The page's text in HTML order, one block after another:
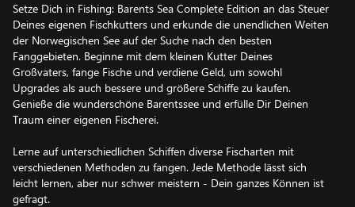
Setze Dich in Fishing: Barents Sea Complete Edition an das Steuer
Deines eigenen Fischkutters und erkunde die unendlichen Weiten
der Norwegischen See auf der Suche nach den besten
Fanggebieten. Beginne mit dem kleinen Kutter Deines
Großvaters, fange Fische und verdiene Geld, um sowohl
Upgrades als auch bessere und größere Schiffe zu kaufen.
Genieße die wunderschöne Barentssee und erfülle Dir Deinen
Traum einer eigenen Fischerei.
Lerne auf unterschiedlichen Schiffen diverse Fischarten mit
verschiedenen Methoden zu fangen. Jede Methode lässt sich
leicht lernen, aber nur schwer meistern - Dein ganzes Können ist
gefragt.